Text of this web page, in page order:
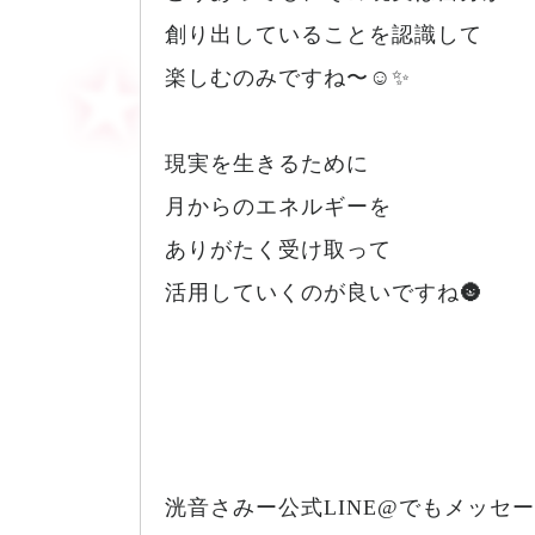
創り出していることを認識して
楽しむのみですね〜☺️✨
現実を生きるために
月からのエネルギーを
ありがたく受け取って
活用していくのが良いですね🌚
洸音さみー公式LINE@でもメッセー